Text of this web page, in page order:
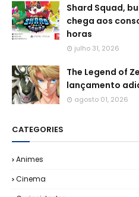
Shard Squad,
chega aos
horas
julho 31, 2026
The Legend of
lançamento
agosto 01, 2026
CATEGORIES
Animes
Cinema